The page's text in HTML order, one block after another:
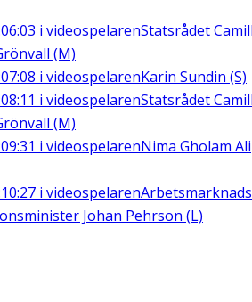
i videospelarenStatsrådet
(M)
i videospelarenKarin Sundin (S)
i videospelarenStatsrådet
(M)
i videospelarenNima Gholam Ali
i videospelaren
Johan Pehrson (L)